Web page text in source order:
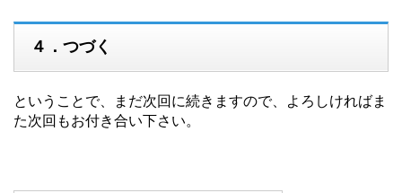
４．つづく
ということで、まだ次回に続きますので、よろしければま
た次回もお付き合い下さい。